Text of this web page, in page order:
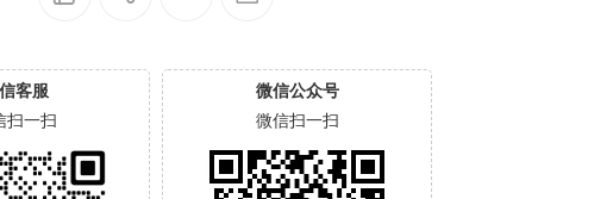
客服
扫一扫
微信公众号
微信扫一扫